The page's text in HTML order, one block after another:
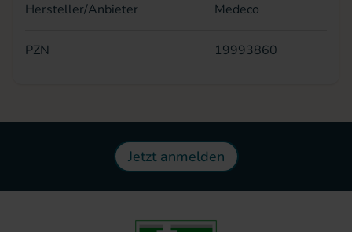
Hersteller/Anbieter Medeco
PZN 19993860
Jetzt anmelden